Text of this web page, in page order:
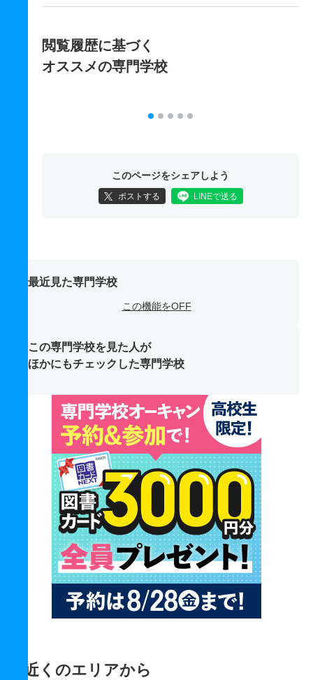
閲覧履歴に基づく
オススメの専門学校
このページをシェアしよう
ポストする LINEで送る
最近見た専門学校
この機能をOFF
この専門学校を見た人が
ほかにもチェックした専門学校
近くのエリアから